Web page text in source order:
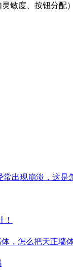
敏度、按钮分配
常出现崩溃，这是
，怎么把天正